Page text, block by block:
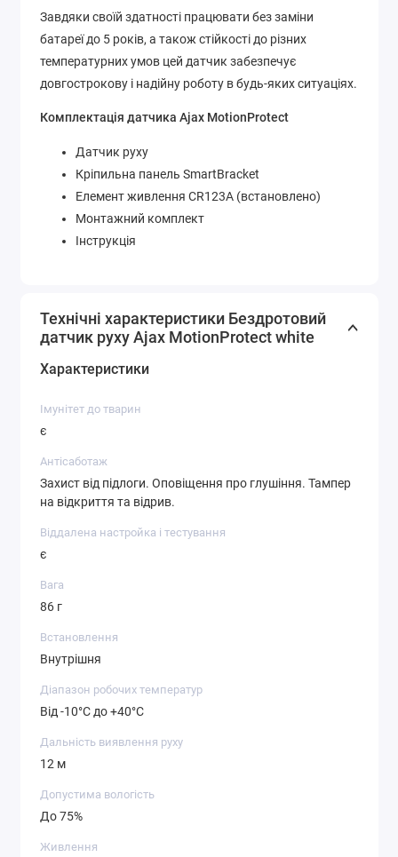
Завдяки своїй здатності працювати без заміни
батареї до 5 років, а також стійкості до різних
температурних умов цей датчик забезпечує
довгострокову і надійну роботу в будь-яких ситуаціях.
Комплектація датчика Ajax MotionProtect
Датчик руху
Кріпильна панель SmartBracket
Елемент живлення CR123A (встановлено)
Монтажний комплект
Інструкція
Технічні характеристики Бездротовий
датчик руху Ajax MotionProtect white
Характеристики
Імунітет до тварин
є
Антісаботаж
Захист від підлоги. Оповіщення про глушіння. Тампер
на відкриття та відрив.
Віддалена настройка і тестування
є
Вага
86 г
Встановлення
Внутрішня
Діапазон робочих температур
Від -10°С до +40°С
Дальність виявлення руху
12 м
Допустима вологість
До 75%
Живлення